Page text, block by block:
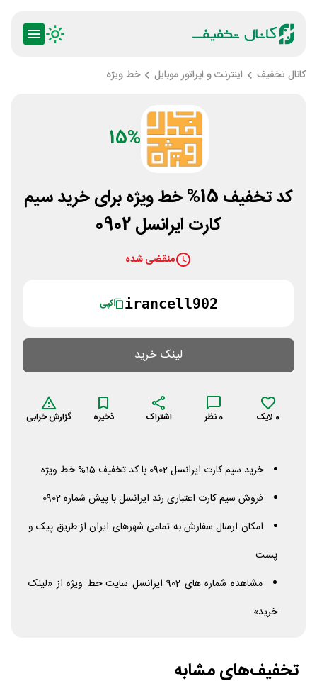
کانال تخفیف اینترنت و اپراتور موبایل خط ویژه
15%
کد تخفیف 15% خط ویژه برای خرید سیم
کارت ایرانسل 0902
منقضی شده
irancell902 کپی
لینک خرید
0 لایک 0 نظر اشتراک ذخیره گزارش خرابی
خرید سیم کارت ایرانسل 0902 با کد تخفیف 15% خط ویژه
فروش سیم کارت اعتباری رند ایرانسل با پیش شماره 0902
امکان ارسال سفارش به تمامی شهرهای ایران از طریق پیک و
پست
مشاهده شماره های 902 ایرانسل سایت خط ویژه از «لینک
خرید»
تخفیف‌های مشابه